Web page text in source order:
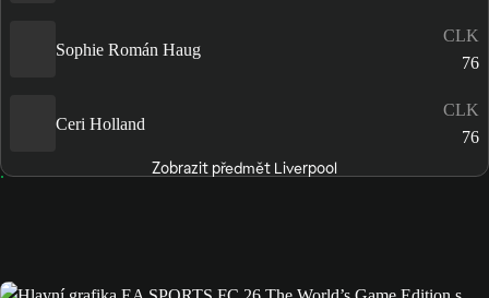
Sophie Román Haug
CLK
76
Ceri Holland
CLK
76
Zobrazit předmět Liverpool